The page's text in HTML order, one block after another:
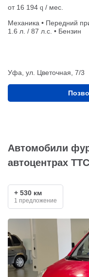
от 16 194 q / мес.
Механика • Передний
1.6 л. / 87 л.с. • Бензин
Уфа, ул. Цветочная, 7/3
Автомобили
автоцентрах
+ 530 км
1 предложение